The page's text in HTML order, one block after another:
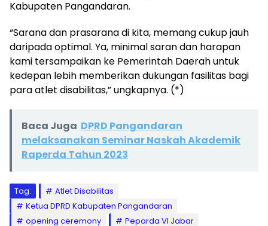
Kabupaten Pangandaran.
“Sarana dan prasarana di kita, memang cukup jauh
daripada optimal. Ya, minimal saran dan harapan
kami tersampaikan ke Pemerintah Daerah untuk
kedepan lebih memberikan dukungan fasilitas bagi
para atlet disabilitas,” ungkapnya. (*)
Baca Juga DPRD Pangandaran
melaksanakan Seminar Naskah Akademik
Raperda Tahun 2023
Tag:
Atlet Disabilitas
Ketua DPRD Kabupaten Pangandaran
opening ceremony
Peparda VI Jabar